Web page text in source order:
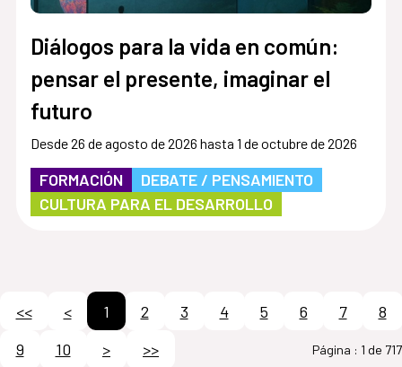
Diálogos para la vida en común:
pensar el presente, imaginar el
futuro
Desde 26 de agosto de 2026 hasta 1 de octubre de 2026
FORMACIÓN
DEBATE / PENSAMIENTO
CULTURA PARA EL DESARROLLO
<< < 1 2 3 4 5 6 7
8
9
10 > >> Página : 1 de 717